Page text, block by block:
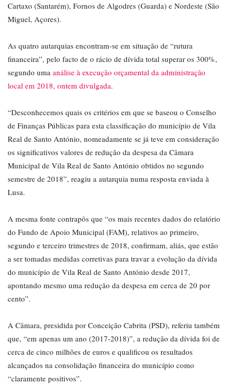
Cartaxo (Santarém), Fornos de Algodres (Guarda) e Nordeste (São
Miguel, Açores).
As quatro autarquias encontram-se em situação de “rutura
financeira”, pelo facto de o rácio de dívida total superar os 300%,
segundo uma análise à execução orçamental da administração
local em 2018, ontem divulgada.
“Desconhecemos quais os critérios em que se baseou o Conselho
de Finanças Públicas para esta classificação do município de Vila
Real de Santo António, nomeadamente se já teve em consideração
os significativos valores de redução da despesa da Câmara
Municipal de Vila Real de Santo António obtidos no segundo
semestre de 2018”, reagiu a autarquia numa resposta enviada à
Lusa.
A mesma fonte contrapôs que “os mais recentes dados do relatório
do Fundo de Apoio Municipal (FAM), relativos ao primeiro,
segundo e terceiro trimestres de 2018, confirmam, aliás, que estão
a ser tomadas medidas corretivas para travar a evolução da dívida
do município de Vila Real de Santo António desde 2017,
apontando mesmo uma redução da despesa em cerca de 20 por
cento”.
A Câmara, presidida por Conceição Cabrita (PSD), referiu também
que, “em apenas um ano (2017-2018)”, a redução da dívida foi de
cerca de cinco milhões de euros e qualificou os resultados
alcançados na consolidação financeira do município como
“claramente positivos”.